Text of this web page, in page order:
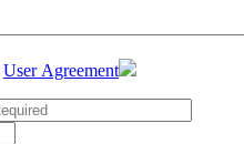
User Agreement